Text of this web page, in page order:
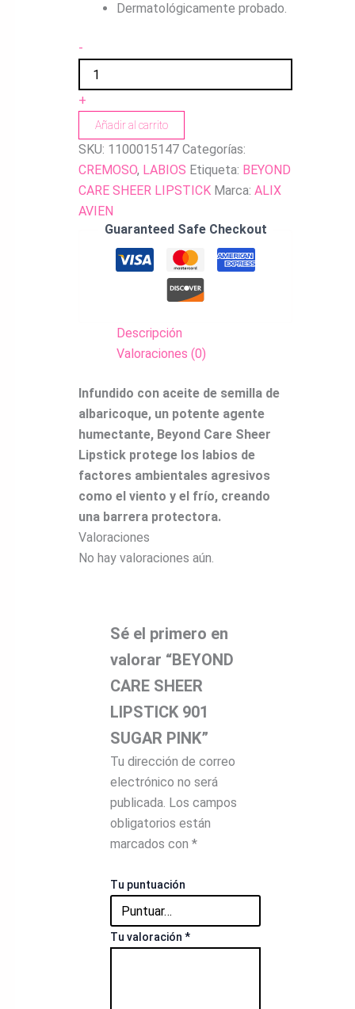
Dermatológicamente probado.
-
+
Añadir al carrito
SKU: 1100015147 Categorías:
CREMOSO, LABIOS Etiqueta: BEYOND
CARE SHEER LIPSTICK Marca: ALIX
AVIEN
Guaranteed Safe Checkout
Descripción
Valoraciones (0)
Infundido con aceite de semilla de
albaricoque, un potente agente
humectante, Beyond Care Sheer
Lipstick protege los labios de
factores ambientales agresivos
como el viento y el frío, creando
una barrera protectora.
Valoraciones
No hay valoraciones aún.
Sé el primero en
valorar “BEYOND
CARE SHEER
LIPSTICK 901
SUGAR PINK”
Tu dirección de correo
electrónico no será
publicada. Los campos
obligatorios están
marcados con *
Tu puntuación
Tu valoración *